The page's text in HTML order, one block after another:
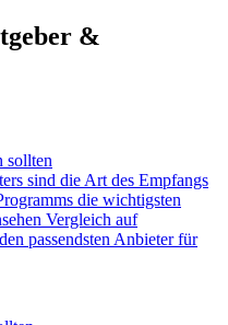
&
sollten
sind die Art des Empfangs
die wichtigsten
Vergleich auf
passendsten Anbieter für